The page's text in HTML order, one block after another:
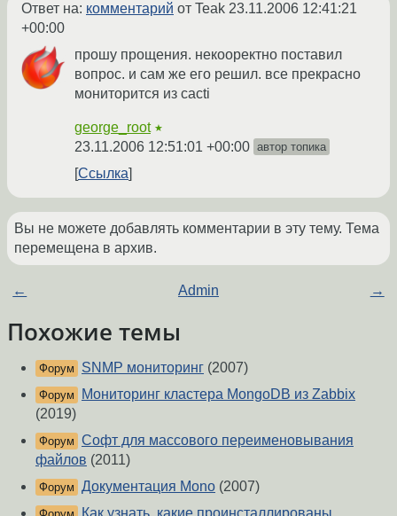
Ответ на: комментарий от Teak 23.11.2006 12:41:21
+00:00
прошу прощения. некооректно поставил
вопрос. и сам же его решил. все прекрасно
мониторится из cacti
george_root ★
23.11.2006 12:51:01 +00:00 автор топика
Ссылка
Вы не можете добавлять комментарии в эту тему. Тема
перемещена в архив.
← Admin →
Похожие темы
Форум SNMP мониторинг (2007)
Форум
Мониторинг кластера MongoDB из Zabbix
(2019)
Форум Софт для массового переименовывания
файлов (2011)
Форум Документация Mono (2007)
Как узнать, какие проинсталлированы